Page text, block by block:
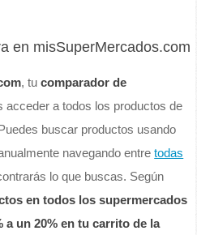
en misSuperMercados.com
, tucomparador de
acceder a todos los productos de
buscar productos usando
navegando entretodas
lo que buscas. Según
en todos los supermercados
a un 20% en tu carrito de la